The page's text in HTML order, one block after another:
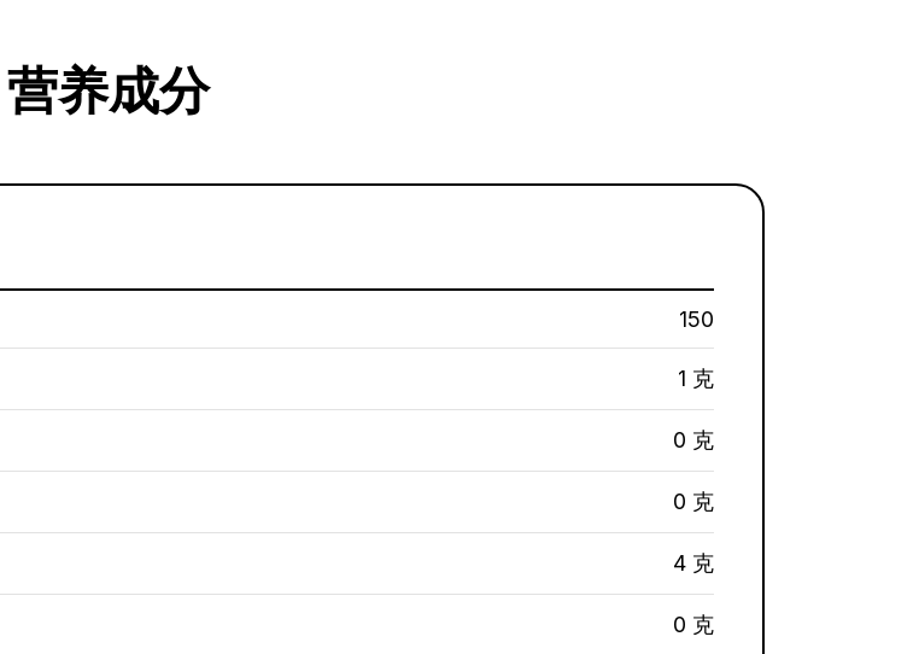
营养成分
150
1 克
0 克
0 克
4 克
0 克